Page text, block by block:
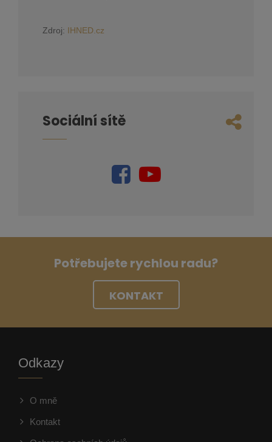
Zdroj: IHNED.cz
Sociální sítě
Potřebujete rychlou radu?
KONTAKT
Odkazy
O mně
Kontakt